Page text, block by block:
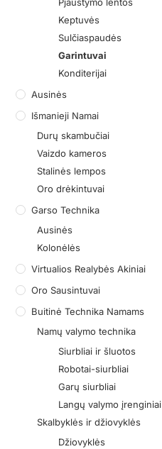
Keptuvės
Sulčiaspaudės
Garintuvai
Konditerijai
Ausinės
Išmanieji Namai
Durų skambučiai
Vaizdo kameros
Stalinės lempos
Oro drėkintuvai
Garso Technika
Ausinės
Kolonėlės
Virtualios Realybės Akiniai
Oro Sausintuvai
Buitinė Technika Namams
Namų valymo technika
Siurbliai ir šluotos
Robotai-siurbliai
Garų siurbliai
Langų valymo įrenginiai
Skalbyklės ir džiovyklės
Džiovyklės